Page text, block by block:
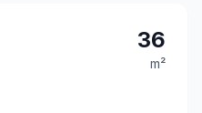
36
m²